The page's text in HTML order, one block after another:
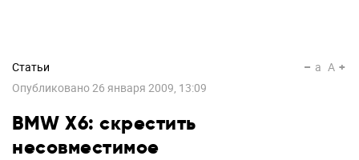
Статьи
Опубликовано26 января 2009, 13:09
a A
BMW X6: скрестить
несовместимое